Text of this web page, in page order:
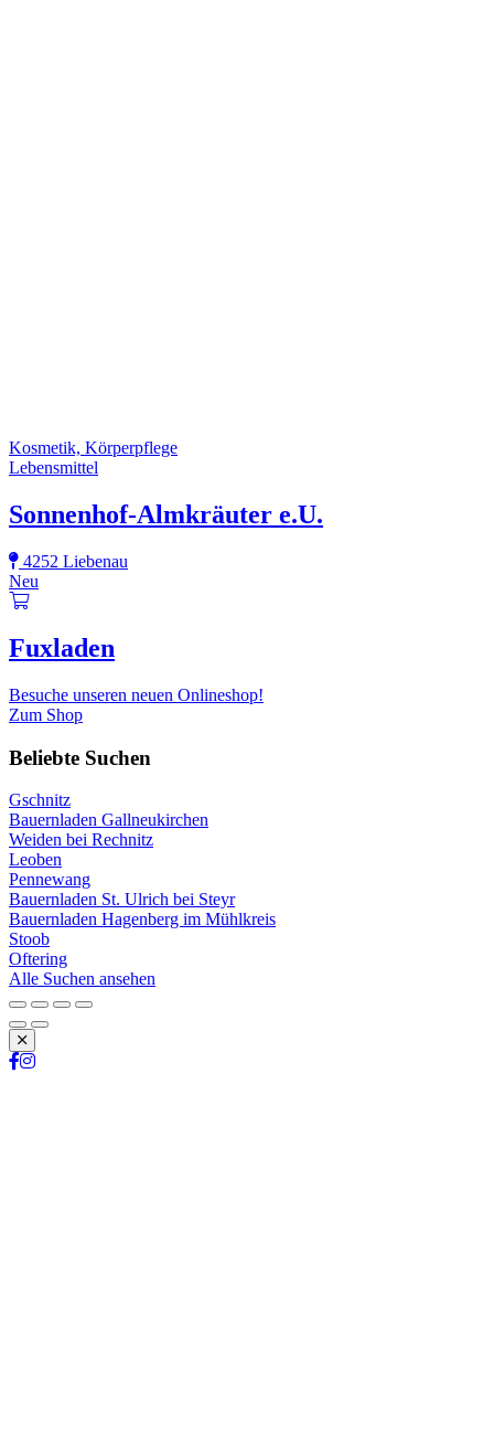
Kosmetik, Körperpflege
Lebensmittel
Sonnenhof-Almkräuter e.U.
4252 Liebenau
Neu
Fuxladen
Besuche unseren neuen Onlineshop!
Zum Shop
Beliebte Suchen
Gschnitz
Bauernladen Gallneukirchen
Weiden bei Rechnitz
Leoben
Pennewang
Bauernladen St. Ulrich bei Steyr
Bauernladen Hagenberg im Mühlkreis
Stoob
Oftering
Alle Suchen ansehen
Schließen